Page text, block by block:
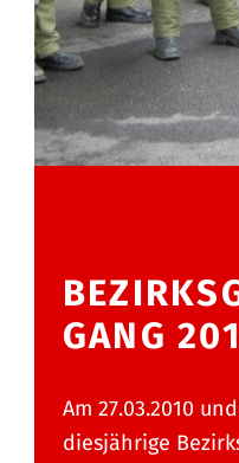
GANG
Am 27.03.2010
diesjährige